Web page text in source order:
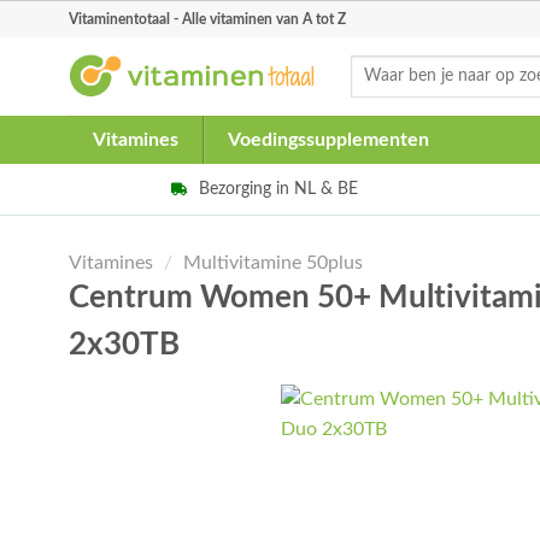
Vitaminentotaal - Alle vitaminen van A tot Z
Zoeken
Vitamines Voedingssupplementen
Bezorging in NL & BE
Vitamines / Multivitamine 50plus
Centrum Women 50+
2x30TB